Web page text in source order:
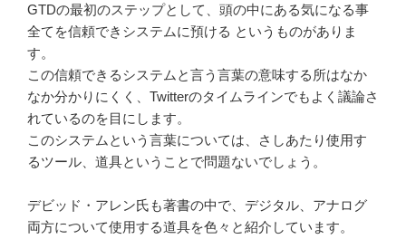
GTDの最初のステップとして、頭の中にある気になる事
全てを信頼できシステムに預ける というものがありま
す。
この信頼できるシステムと言う言葉の意味する所はなか
なか分かりにくく、Twitterのタイムラインでもよく議論さ
れているのを目にします。
このシステムという言葉については、さしあたり使用す
るツール、道具ということで問題ないでしょう。
デビッド・アレン氏も著書の中で、デジタル、アナログ
両方について使用する道具を色々と紹介しています。